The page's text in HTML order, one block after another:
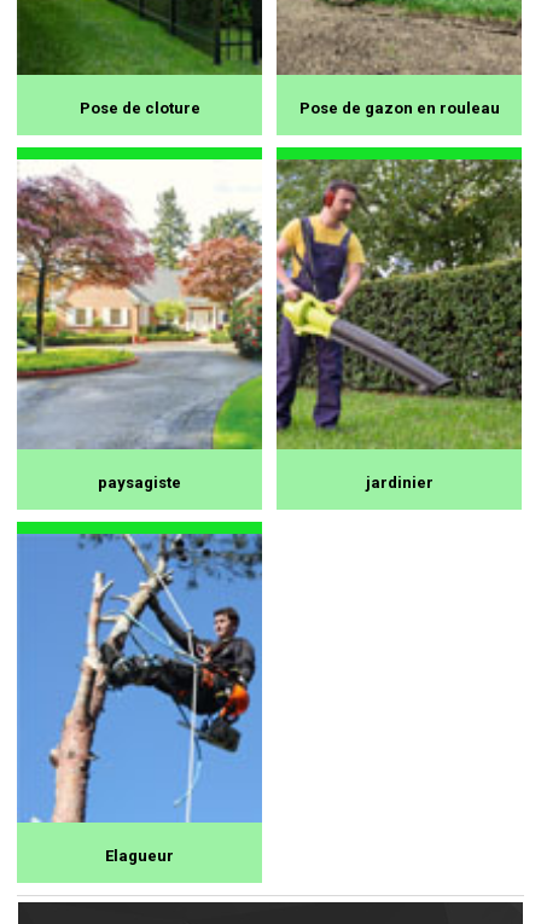
Pose de cloture Pose de gazon en rouleau
paysagiste jardinier
Elagueur